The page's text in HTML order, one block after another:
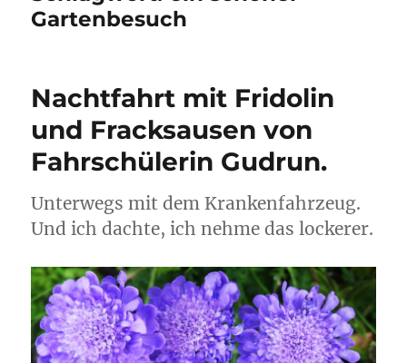
Gartenbesuch
Nachtfahrt mit Fridolin
und Fracksausen von
Fahrschülerin Gudrun.
Unterwegs mit dem Krankenfahrzeug.
Und ich dachte, ich nehme das lockerer.